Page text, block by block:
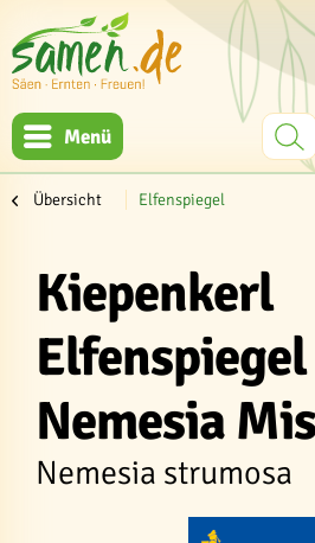
Menü
Übersicht Elfenspiegel
Kiepenkerl
Elfenspiegel
Nemesia
Nemesia strumosa